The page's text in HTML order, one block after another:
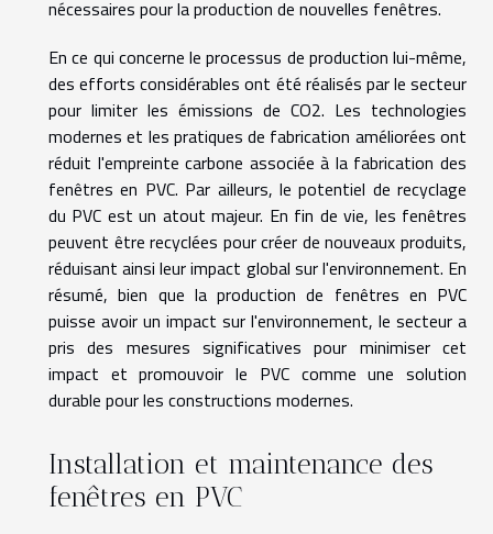
nécessaires pour la production de nouvelles fenêtres.
En ce qui concerne le processus de production lui-même,
des efforts considérables ont été réalisés par le secteur
pour limiter les émissions de CO2. Les technologies
modernes et les pratiques de fabrication améliorées ont
réduit l'empreinte carbone associée à la fabrication des
fenêtres en PVC. Par ailleurs, le potentiel de recyclage
du PVC est un atout majeur. En fin de vie, les fenêtres
peuvent être recyclées pour créer de nouveaux produits,
réduisant ainsi leur impact global sur l'environnement. En
résumé, bien que la production de fenêtres en PVC
puisse avoir un impact sur l'environnement, le secteur a
pris des mesures significatives pour minimiser cet
impact et promouvoir le PVC comme une solution
durable pour les constructions modernes.
Installation et maintenance des
fenêtres en PVC